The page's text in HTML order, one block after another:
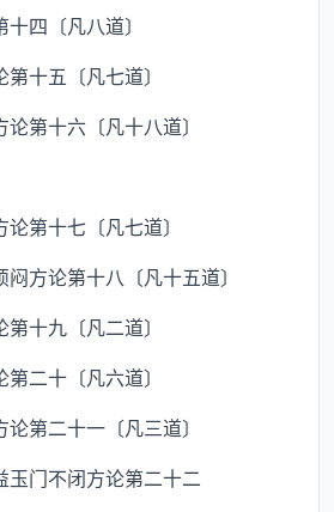
四〔凡八道〕
十五〔凡七道〕
第十六〔凡十八道〕
第十七〔凡七道〕
方论第十八〔凡十五道〕
十九〔凡二道〕
二十〔凡六道〕
第二十一〔凡三道〕
门不闭方论第二十二